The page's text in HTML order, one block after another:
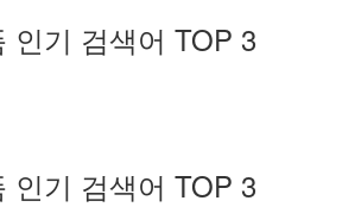
인기 검색어 TOP 3
인기 검색어 TOP 3